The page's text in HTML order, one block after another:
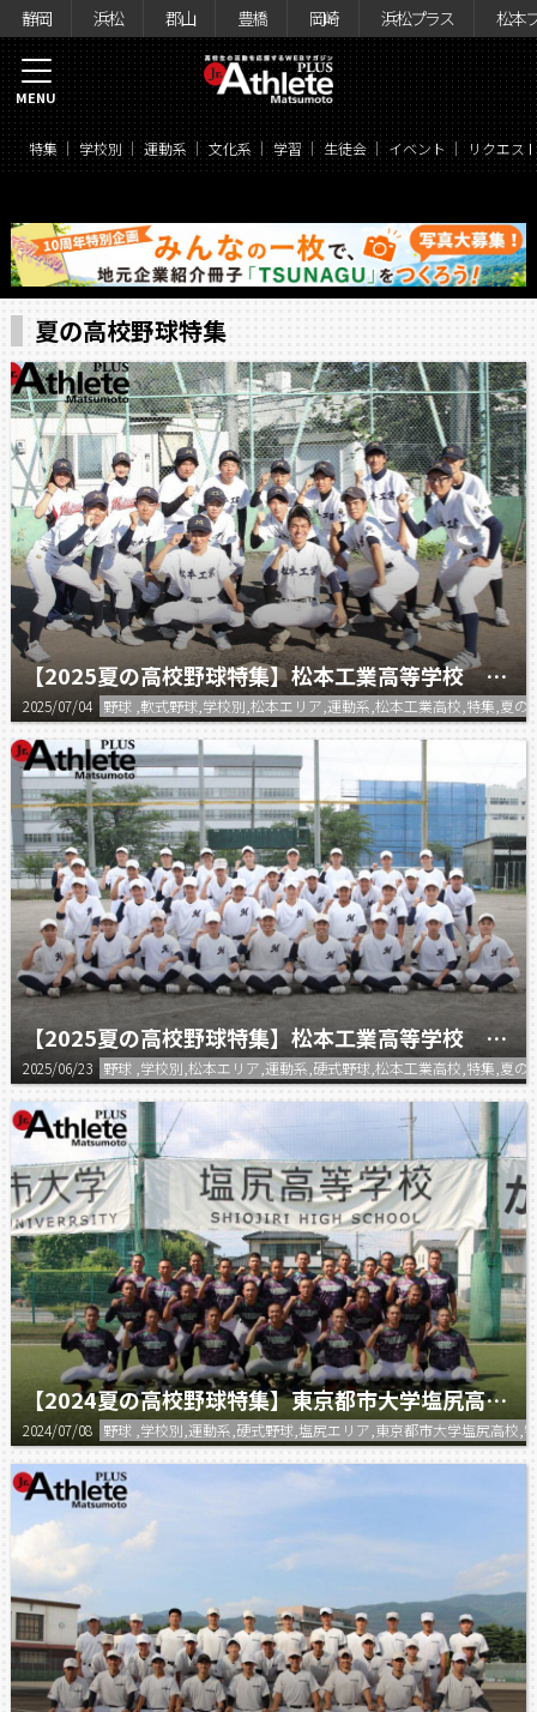
静岡 浜松 郡山 豊橋 岡崎 浜松プラス 松本
特集 学校別 運動系 文化系 学習 生徒会 イベント リクエス
MENU
夏の高校野球特集
【2025夏の高校野球特集】松本工業高等学校 軟式野球部
2025/07/04 野球 ,軟式野球,学校別,松本エリア,運動系,松本工業高校,特集,夏の
【2025夏の高校野球特集】松本工業高等学校 硬式野球部
2025/06/23 野球 ,学校別,松本エリア,運動系,硬式野球,松本工業高校,特集,夏の
【2024夏の高校野球特集】東京都市大学塩尻高等学校 野球部
2024/07/08 野球 ,学校別,運動系,硬式野球,塩尻エリア,東京都市大学塩尻高校,